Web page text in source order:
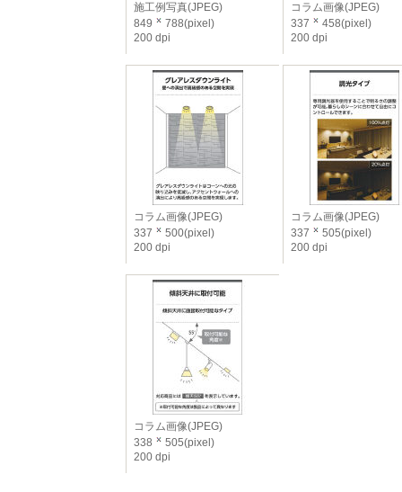
施工例写真(JPEG)
849
788(pixel)
200 dpi
コラム画像(JPEG)
337
458(pixel)
200 dpi
コラム画像(JPEG)
337
500(pixel)
200 dpi
コラム画像(JPEG)
337
505(pixel)
200 dpi
コラム画像(JPEG)
338
505(pixel)
200 dpi